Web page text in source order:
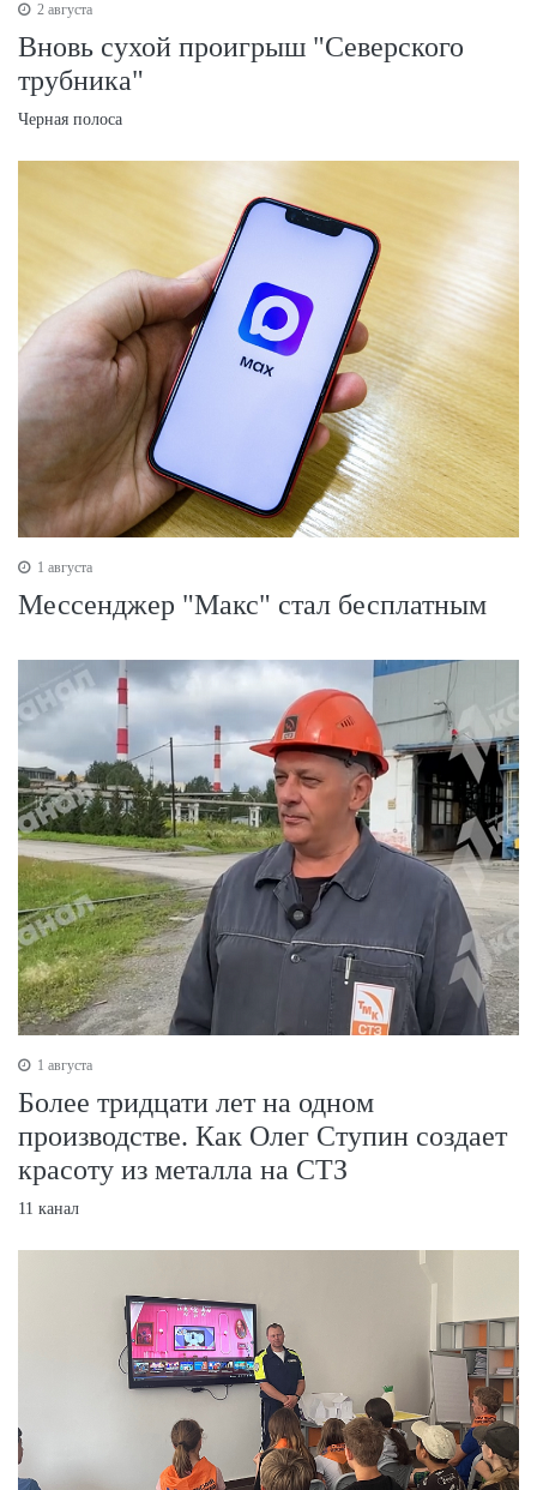
2 августа
Вновь сухой проигрыш "Северского
трубника"
Черная полоса
1 августа
Мессенджер "Макс" стал бесплатным
1 августа
Более тридцати лет на одном
производстве. Как Олег Ступин создает
красоту из металла на СТЗ
11 канал